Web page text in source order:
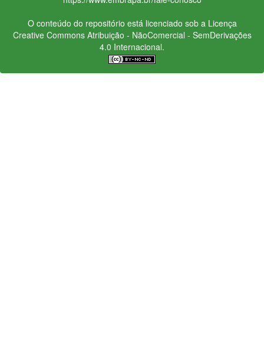
O conteúdo do repositório está licenciado sob a Licença
Creative CommonsAtribuição - NãoComercial - SemDerivações
4.0 Internacional.